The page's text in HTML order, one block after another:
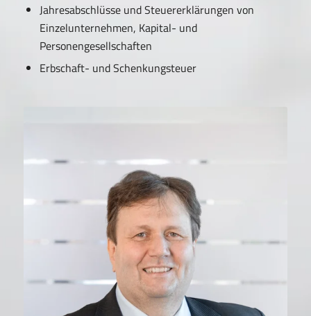
Jahresabschlüsse und Steuererklärungen von
Einzelunternehmen, Kapital- und
Personengesellschaften
Erbschaft- und Schenkungsteuer